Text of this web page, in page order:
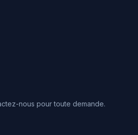
nous pour toute demande.